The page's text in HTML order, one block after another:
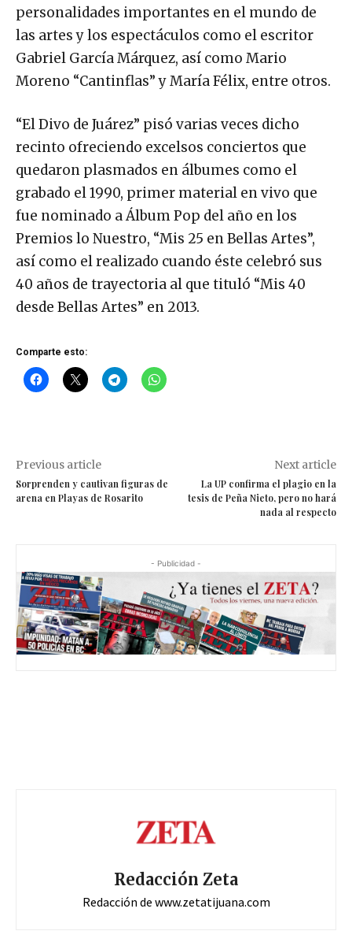
personalidades importantes en el mundo de
las artes y los espectáculos como el escritor
Gabriel García Márquez, así como Mario
Moreno “Cantinflas” y María Félix, entre otros.
“El Divo de Juárez” pisó varias veces dicho
recinto ofreciendo excelsos conciertos que
quedaron plasmados en álbumes como el
grabado el 1990, primer material en vivo que
fue nominado a Álbum Pop del año en los
Premios lo Nuestro, “Mis 25 en Bellas Artes”,
así como el realizado cuando éste celebró sus
40 años de trayectoria al que tituló “Mis 40
desde Bellas Artes” en 2013.
Comparte esto:
Previous article
Sorprenden y cautivan figuras de
arena en Playas de Rosarito
Next article
La UP confirma el plagio en la
tesis de Peña Nieto, pero no hará
nada al respecto
- Publicidad -
Redacción Zeta
Redacción de www.zetatijuana.com